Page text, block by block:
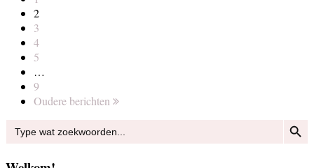
2
3
4
5
…
9
Oudere berichten
naar: